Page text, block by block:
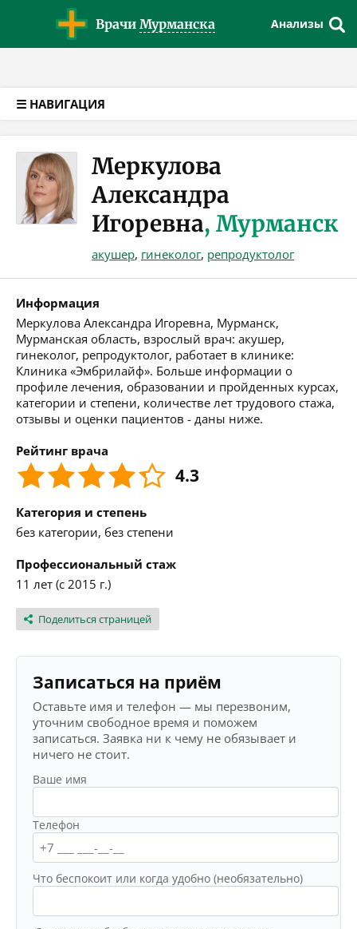
Врачи Мурманска Анализы
☰ НАВИГАЦИЯ
Меркулова
Александра
Игоревна, Мурманск
акушер, гинеколог, репродуктолог
Информация
Меркулова Александра Игоревна, Мурманск,
Мурманская область, взрослый врач: акушер,
гинеколог, репродуктолог, работает в клинике:
Клиника «Эмбрилайф». Больше информации о
профиле лечения, образовании и пройденных курсах,
категории и степени, количестве лет трудового стажа,
отзывы и оценки пациентов - даны ниже.
Рейтинг врача
4.3
Категория и степень
без категории, без степени
Профессиональный стаж
11 лет (с 2015 г.)
Поделиться страницей
Записаться на приём
Оставьте имя и телефон — мы перезвоним,
уточним свободное время и поможем
записаться. Заявка ни к чему не обязывает и
ничего не стоит.
Ваше имя
Телефон
Что беспокоит или когда удобно (необязательно)